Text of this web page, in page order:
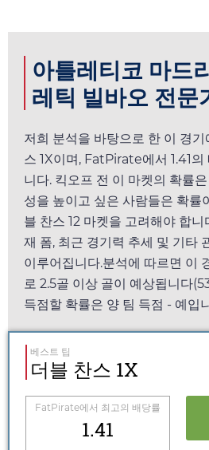
아틀레티코 마드
레틱 빌바오 전문
저희 분석을 바탕으로 한 이 경
스 1X이며, FatPirate에서 1.41의
니다. 킥오프 전 이 마켓의 확률
성을 높이고 싶은 사람들은 확률
블 찬스 12 마켓을 고려해야 합니
재 폼, 최근 경기력 추세 및 기타
이루어집니다.분석에 따르면 이
로 2.5골 이상 골이 예상됩니다
득점할 확률은 양 팀 득점 - 예입
베스트 팁
더블 찬스 1X
FatPirate에서 최고의 배당률
1.41